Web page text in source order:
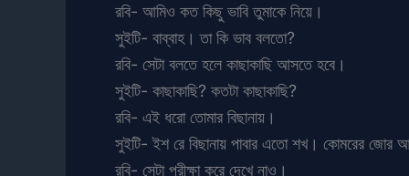
রবি- আমিও কত কিছু ভাবি তুমাকে নিয়ে।
সুইটি- বাব্বাহ। তা কি ভাব বলতো?
রবি- সেটা বলতে হলে কাছাকাছি আসতে হবে।
সুইটি- কাছাকাছি? কতটা কাছাকাছি?
রবি- এই ধরো তোমার বিছানায়।
সুইটি- ইশ রে বিছানায় পাবার এতো শখ। কোমরের জোর
রবি- সেটা পরীক্ষা করে দেখে নাও।